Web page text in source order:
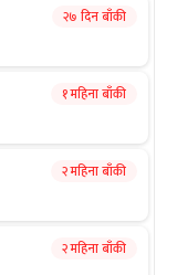
२७ दिन बाँकी
१ महिना बाँकी
२ महिना बाँकी
२ महिना बाँकी